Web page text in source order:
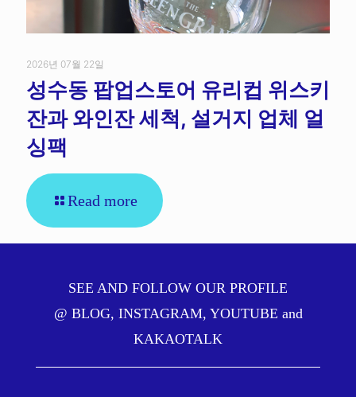
2026년 07월 22일
성수동 팝업스토어 유리컵 위스키
잔과 와인잔 세척, 설거지 업체 얼
싱팩
Read more
SEE AND FOLLOW OUR PROFILE
@ BLOG, INSTAGRAM, YOUTUBE and
KAKAOTALK